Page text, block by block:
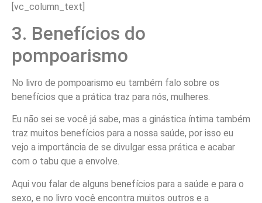
[vc_column_text]
3. Benefícios do
pompoarismo
No livro de pompoarismo eu também falo sobre os
benefícios que a prática traz para nós, mulheres.
Eu não sei se você já sabe, mas a ginástica íntima também
traz muitos benefícios para a nossa saúde, por isso eu
vejo a importância de se divulgar essa prática e acabar
com o tabu que a envolve.
Aqui vou falar de alguns benefícios para a saúde e para o
sexo, e no livro você encontra muitos outros e a